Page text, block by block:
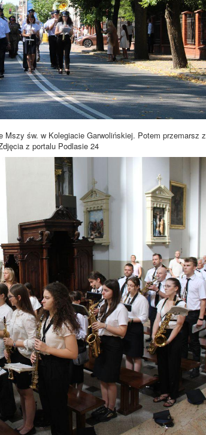
św. w Kolegiacie Garwolińskiej. Potem przemarsz z
z portalu Podlasie 24